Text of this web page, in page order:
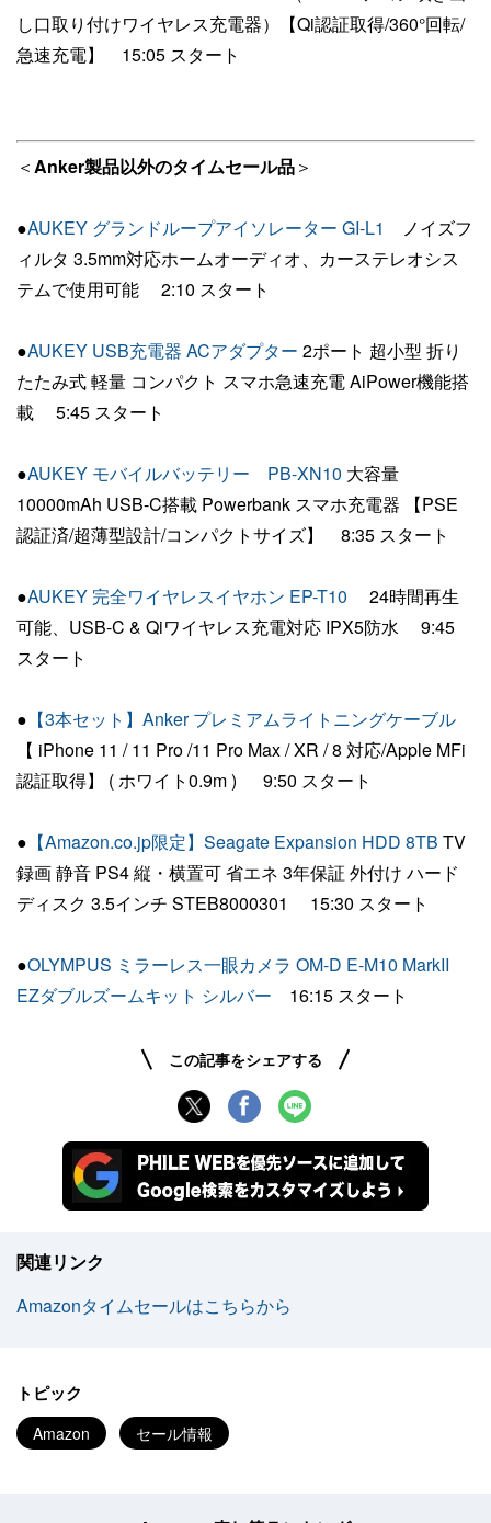
し口取り付けワイヤレス充電器）【Qi認証取得/360°回転/
急速充電】 15:05 スタート
＜Anker製品以外のタイムセール品＞
●AUKEY グランドループアイソレーター GI-L1
ノイズフ
ィルタ 3.5mm対応ホームオーディオ、カーステレオシス
テムで使用可能 2:10 スタート
●AUKEY USB充電器 ACアダプター 2ポート 超小型 折り
たたみ式 軽量 コンパクト スマホ急速充電 AiPower機能搭
載 5:45 スタート
●AUKEY モバイルバッテリー PB-XN10 大容量
10000mAh USB-C搭載 Powerbank スマホ充電器 【PSE
認証済/超薄型設計/コンパクトサイズ】 8:35 スタート
●AUKEY 完全ワイヤレスイヤホン EP-T10
24時間再生
可能、USB-C & Qiワイヤレス充電対応 IPX5防水 9:45
スタート
● 【3本セット】Anker プレミアムライトニングケーブル
【 iPhone 11 / 11 Pro /11 Pro Max / XR / 8 対応/Apple MFi
認証取得】 ( ホワイト0.9m ) 9:50 スタート
● 【Amazon.co.jp限定】Seagate Expansion HDD 8TB TV
録画 静音 PS4 縦・横置可 省エネ 3年保証 外付け ハード
ディスク 3.5インチ STEB8000301 15:30 スタート
●OLYMPUS ミラーレス一眼カメラ OM-D E-M10 MarkII
EZダブルズームキット シルバー 16:15 スタート
この記事をシェアする
関連リンク
Amazonタイムセールはこちらから
トピック
Amazon セール情報